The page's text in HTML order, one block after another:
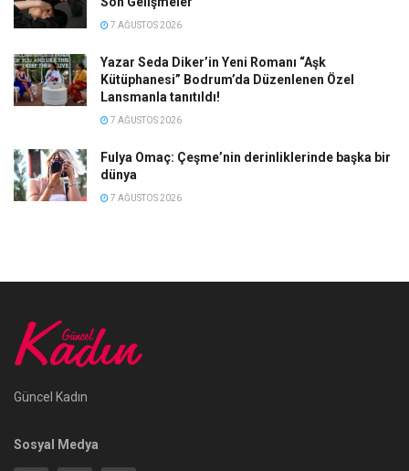
7 AĞUSTOS 2026
Yazar Seda Diker’in Yeni Romanı “Aşk
Kütüphanesi” Bodrum’da Düzenlenen Özel
Lansmanla tanıtıldı!
7 AĞUSTOS 2026
Fulya Omaç: Çeşme’nin derinliklerinde başka bir
dünya
7 AĞUSTOS 2026
Güncel Kadın
Sosyal Medya